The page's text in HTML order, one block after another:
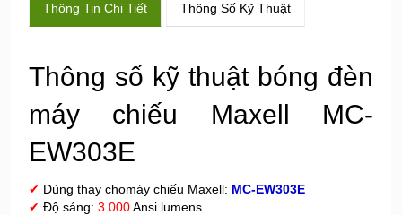
Thông Tin Chi Tiết Thông Số Kỹ Thuật
Thông số kỹ thuật bóng đèn
máy chiếu Maxell MC-
EW303E
✔ Dùng thay chomáy chiếu Maxell: MC-EW303E
✔ Độ sáng: 3.000Ansi lumens